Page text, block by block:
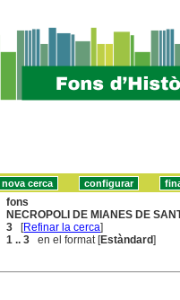
fons
NECROPOLI DE MIANES DE
3 [Refinar la cerca]
1 .. 3 en el format [Estàndard]